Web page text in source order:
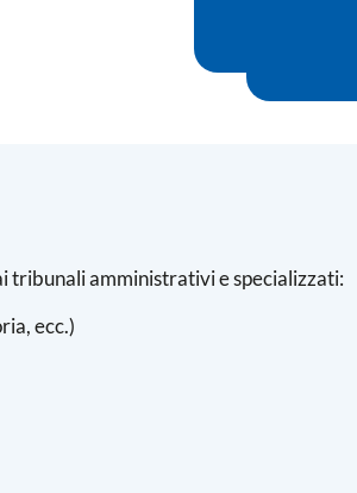
tribunali amministrativi e specializzati:
ecc.)